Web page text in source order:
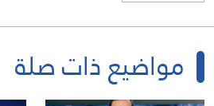
مواضيع ذات صلة